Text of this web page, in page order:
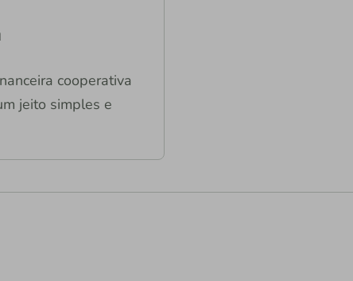
cooperativa
jeito simples e